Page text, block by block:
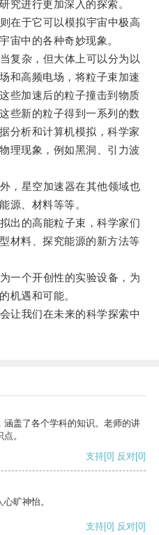
究进行更加深入的探索。
于它可以模拟宇宙中极高
宙中的各种奇妙现象。
杂，但大体上可以分为以
和高频电场，将粒子束加速
些加速后的粒子撞击到物质
些新的粒子得到一系列的数
分析和计算机模拟，科学家
理现象，例如黑洞、引力波
星空加速器在其他领域也
源、材料等等。
的高能粒子束，科学家们
材料、探究能源的新方法等
个开创性的实验设备，为
机遇和可能。
我们在未来的科学探索中
盖了各个学科的知识。老师的讲
。
支持[0] 反对[0]
旷神怡。
支持[0] 反对[0]